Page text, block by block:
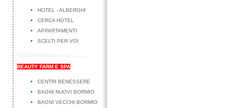
HOTEL - ALBERGHI
CERCA HOTEL
APPARTAMENTI
SCELTI PER VOI
BEAUTY FARM E SPA
CENTRI BENESSERE
BAGNI NUOVI BORMIO
BAGNI VECCHI BORMIO